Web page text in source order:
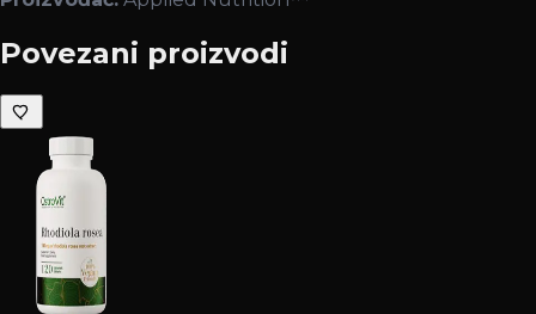
Povezani proizvodi